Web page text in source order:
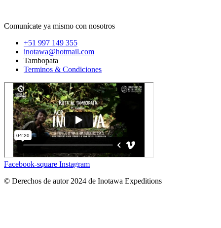
Comunícate ya mismo con nosotros
+51 997 149 355
inotawa@hotmail.com
Tambopata
Terminos & Condiciones
Facebook-square Instagram
© Derechos de autor 2024 de Inotawa Expeditions